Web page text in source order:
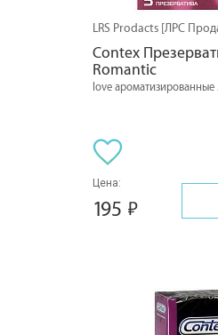
LRS Prodacts [ЛРС
Contex
Romantic
love ароматизированные
Цена:
195